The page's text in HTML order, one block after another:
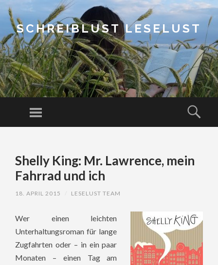
SCHREIBLUST LESELUST
Menu
CONTENT
Shelly King: Mr. Lawrence, mein
Fahrrad und ich
18. APRIL 2015 LESELUST TEAM
Wer einen leichten
Unterhaltungsroman für lange
Zugfahrten oder – in ein paar
Monaten – einen Tag am